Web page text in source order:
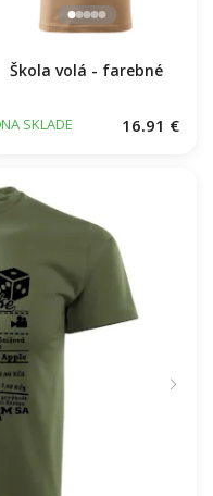
Škola volá - farebné
NA SKLADE 16.91 €